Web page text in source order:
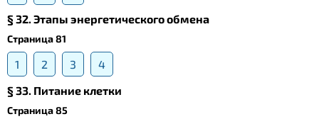
§ 32. Этапы энергетического обмена
Страница 81
1 2 3
4
§ 33. Питание клетки
Страница 85